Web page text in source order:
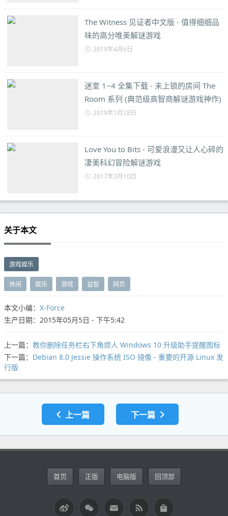
The Witness 见证者中文版 - 值得细细品
味的高分唯美解谜游戏
2019年4月6日
迷室 1~4 全集下载 - 未上锁的房间 The
Room 系列 (典范级高智商解谜游戏神作)
2019年1月28日
Love You to Bits - 可爱浪漫又让人心碎的
凄美科幻冒险解谜游戏
2017年3月10日
关于本文
游戏娱乐
休闲 娱乐 游戏 益智 网页
本文小编： X-Force
生产日期：2015年05月5日 - 下午5:42
上一篇： 教你删除任务栏右下角烦人 Windows 10 升级助手提醒图标
下一篇： Debian 8.0 Jessie 操作系统 ISO 镜像 - 重要的开源 Linux 发
行版
上一篇 下一篇
首页 正版 电脑版 回顶部